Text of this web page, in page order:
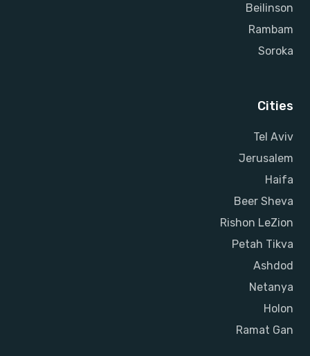
Beilinson
Rambam
Soroka
Cities
Tel Aviv
Jerusalem
Haifa
Beer Sheva
Rishon LeZion
Petah Tikva
Ashdod
Netanya
Holon
Ramat Gan